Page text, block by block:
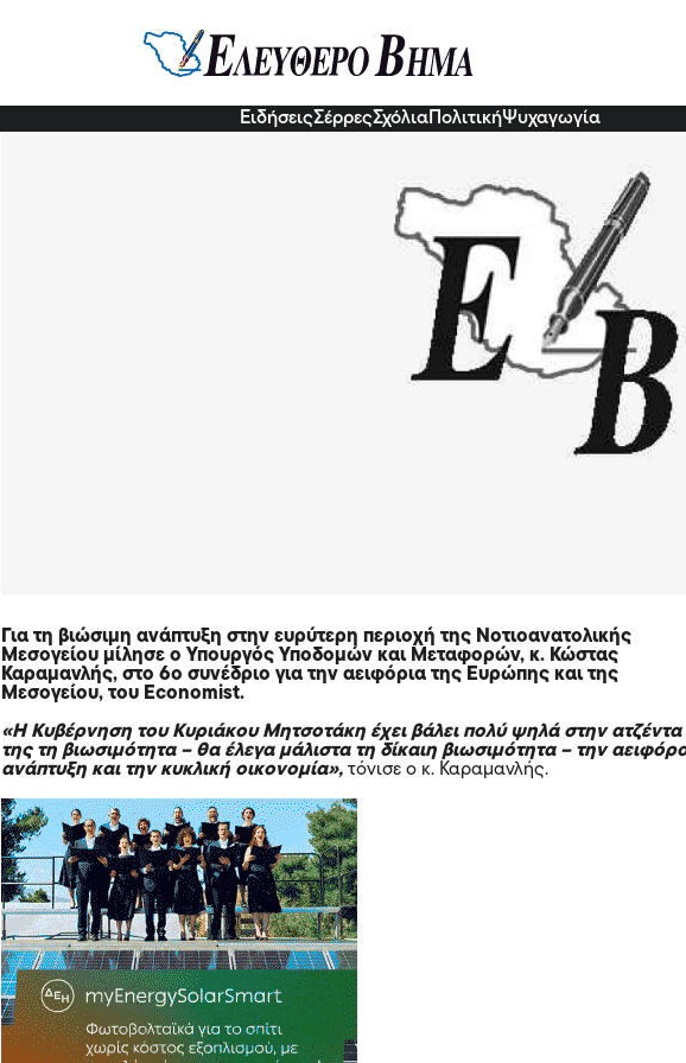
ΕιδήσειςΣέρρεςΣχόλια ΠολιτικήΨυχαγωγία
Κώστας Καραμανλής:Προχωράμε στην
βιώσιμη ανάπτυξη
eVima Serres Team01 Δεκ 2022, 18:20
Για τη βιώσιμη ανάπτυξη στην ευρύτερη περιοχή της Νοτιοανατολικής
Μεσογείου μίλησε ο Υπουργός Υποδομών και Μεταφορών, κ. Κώστας
Καραμανλής, στο 6o συνέδριο για την αειφόρια της Ευρώπης και της
Μεσογείου, του Economist.
«Η Κυβέρνηση του Κυριάκου Μητσοτάκη έχει βάλει πολύ ψηλά στην ατζέντα
της τη βιωσιμότητα – θα έλεγα μάλιστα τη δίκαιη βιωσιμότητα – την
ανάπτυξη και την κυκλική οικονομία», τόνισε ο κ. Καραμανλής.